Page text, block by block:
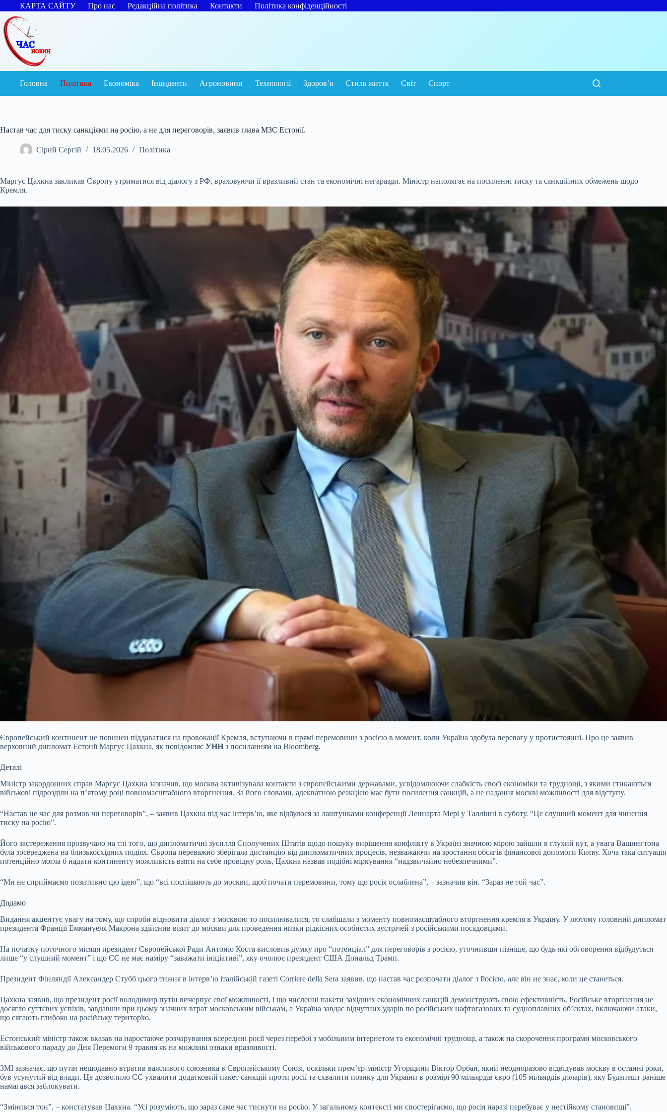
Перейти
до
вмісту
КАРТА САЙТУ Про нас Редакційна політика Контакти Політика конфіденційності
Головна Політика Економіка Інциденти Агроновини Технології Здоров’я Стиль життя Світ Спорт
Настав час для тиску санкціями на росію, а не для переговорів, заявив глава МЗС Естонії.
Сірий Сергій 18.05.2026 Політика
Маргус Цахкна закликав Європу утриматися від діалогу з РФ, враховуючи її вразливий стан та економічні негаразди. Міністр наполягає на посиленні тиску та санкційних обмежень щодо
Кремля.
Європейський континент не повинен піддаватися на провокації Кремля, вступаючи в прямі перемовини з росією в момент, коли Україна здобула перевагу у протистоянні. Про це заявив
верховний дипломат Естонії Маргус Цахкна, як повідомляє УНН з посиланням на Bloomberg.
Деталі
Міністр закордонних справ Маргус Цахкна зазначив, що москва активізувала контакти з європейськими державами, усвідомлюючи слабкість своєї економіки та труднощі, з якими стикаються
військові підрозділи на п’ятому році повномасштабного вторгнення. За його словами, адекватною реакцією має бути посилення санкцій, а не надання москві можливості для відступу.
“Настав не час для розмов чи переговорів”, – заявив Цахкна під час інтерв’ю, яке відбулося за лаштунками конференції Леннарта Мері у Таллінні в суботу. “Це слушний момент для чинення
тиску на росію”.
Його застереження прозвучало на тлі того, що дипломатичні зусилля Сполучених Штатів щодо пошуку вирішення конфлікту в Україні значною мірою зайшли в глухий кут, а увага Вашингтона
була зосереджена на близькосхідних подіях. Європа переважно зберігала дистанцію від дипломатичних процесів, незважаючи на зростання обсягів фінансової допомоги Києву. Хоча така ситуація
потенційно могла б надати континенту можливість взяти на себе провідну роль, Цахкна назвав подібні міркування “надзвичайно небезпечними”.
“Ми не сприймаємо позитивно цю ідею”, що “всі поспішають до москви, щоб почати перемовини, тому що росія ослаблена”, – зазначив він. “Зараз не той час”.
Додамо
Видання акцентує увагу на тому, що спроби відновити діалог з москвою то посилювалися, то слабшали з моменту повномасштабного вторгнення кремля в Україну. У лютому головний дипломат
президента Франції Еммануеля Макрона здійснив візит до москви для проведення низки рідкісних особистих зустрічей з російськими посадовцями.
На початку поточного місяця президент Європейської Ради Антоніо Коста висловив думку про “потенціал” для переговорів з росією, уточнивши пізніше, що будь-які обговорення відбудуться
лише “у слушний момент” і що ЄС не має наміру “заважати ініціативі”, яку очолює президент США Дональд Трамп.
Президент Фінляндії Александер Стубб цього тижня в інтерв’ю італійській газеті Corriere della Sera заявив, що настав час розпочати діалог з Росією, але він не знає, коли це станеться.
Цахкна заявив, що президент росії володимир путін вичерпує свої можливості, і що численні пакети західних економічних санкцій демонструють свою ефективність. Російське вторгнення не
досягло суттєвих успіхів, завдавши при цьому значних втрат московським військам, а Україна завдає відчутних ударів по російських нафтогазових та судноплавних об’єктах, включаючи атаки,
що сягають глибоко на російську територію.
Естонський міністр також вказав на наростаюче розчарування всередині росії через перебої з мобільним інтернетом та економічні труднощі, а також на скорочення програми московського
військового параду до Дня Перемоги 9 травня як на можливі ознаки вразливості.
ЗМІ зазначає, що путін нещодавно втратив важливого союзника в Європейському Союзі, оскільки прем’єр-міністр Угорщини Віктор Орбан, який неодноразово відвідував москву в останні роки,
був усунутий від влади. Це дозволило ЄС ухвалити додатковий пакет санкцій проти росії та схвалити позику для України в розмірі 90 мільярдів євро (105 мільярдів доларів), яку Будапешт раніше
намагався заблокувати.
“Змінився тон”, – констатував Цахкна. “Усі розуміють, що зараз саме час тиснути на росію. У загальному контексті ми спостерігаємо, що росія наразі перебуває у нестійкому становищі”.